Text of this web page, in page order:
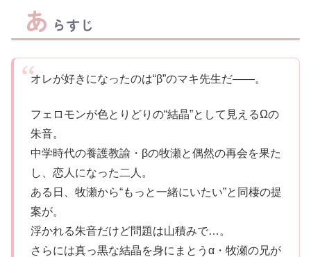
あ らすじ
オレが好きになったのは“β”のマキ先生だ――。
フェロモンが色とりどりの“結晶”として見えるΩの
朱音。
中学時代の養護教諭・βの牧瀬と偶然の再会を果た
し、恋人になった二人。
ある日、牧瀬から“もっと一緒にいたい”と同棲の提
案が。
浮かれる朱音だけど問題は山積みで…。
さらには真っ黒な結晶を身にまとうα・牧瀬の兄が